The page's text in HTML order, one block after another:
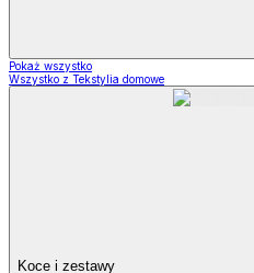
Pokaż wszystko
Wszystko z Tekstylia domowe
Koce i zestawy